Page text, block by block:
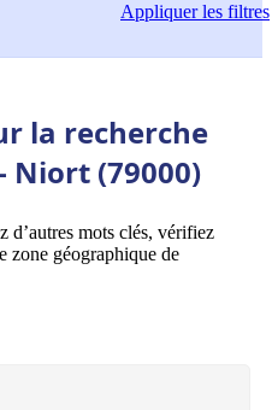
Appliquerles filtres
la recherche
Niort (79000)
d’autres mots clés, vérifiez
zone géographique de